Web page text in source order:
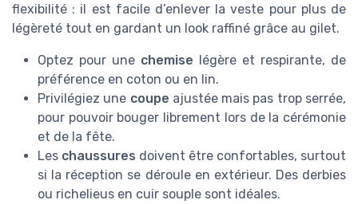
flexibilité : il est facile d’enlever la veste pour plus de
légèreté tout en gardant un look raffiné grâce au gilet.
Optez pour une chemise légère et respirante, de
préférence en coton ou en lin.
Privilégiez une coupe ajustée mais pas trop serrée,
pour pouvoir bouger librement lors de la cérémonie
et de la fête.
Les chaussures doivent être confortables, surtout
si la réception se déroule en extérieur. Des derbies
ou richelieus en cuir souple sont idéales.